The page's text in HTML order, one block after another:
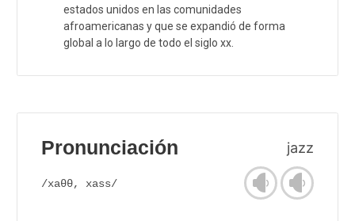
estados unidos en las comunidades
afroamericanas y que se expandió de forma
global a lo largo de todo el siglo xx.
Pronunciación jazz
/xaθθ, xass/